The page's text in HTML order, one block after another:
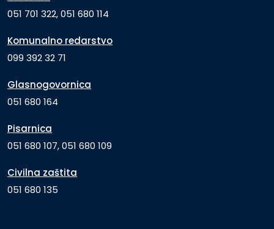
051 701 322, 051 680 114
Komunalno redarstvo
099 392 32 71
Glasnogovornica
051 680 164
Pisarnica
051 680 107, 051 680 109
Civilna zaštita
051 680 135